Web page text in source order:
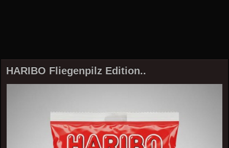
HARIBO Fliegenpilz Edition..